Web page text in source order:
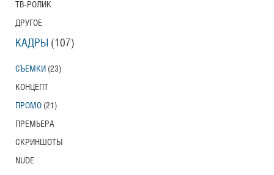
ТВ-РОЛИК
ДРУГОЕ
КАДРЫ (107)
СЪЕМКИ (23)
КОНЦЕПТ
ПРОМО (21)
ПРЕМЬЕРА
СКРИНШОТЫ
NUDE